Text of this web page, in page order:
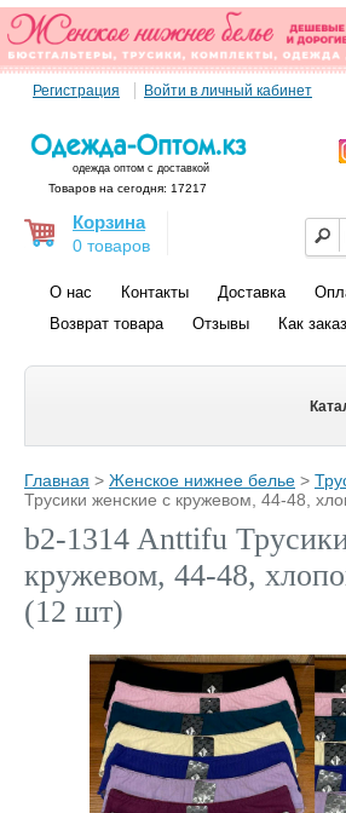
Регистрация Войти в личный кабинет
одежда оптом с доставкой
Товаров на сегодня: 17217
Корзина
0 товаров
О нас Контакты Доставка
Возврат товара
Отзывы Как
Главная > Женское нижнее белье >
Трусики женские с кружевом, 44-48,
b2-1314 Anttifu
кружевом, 44-48,
(12 шт)